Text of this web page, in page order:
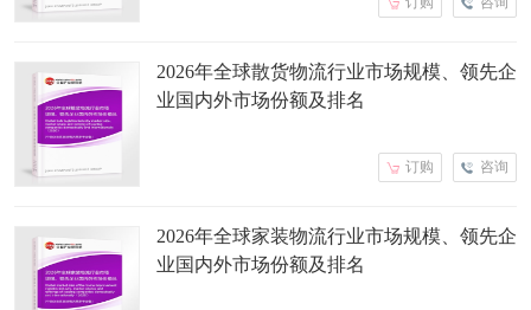
2026年全球散货物流行业市场规模、领先企
业国内外市场份额及排名
咨询
订购
2026年全球家装物流行业市场规模、领先企
业国内外市场份额及排名